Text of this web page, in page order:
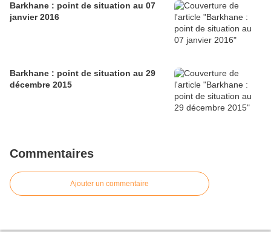
Barkhane : point de situation au 07
janvier 2016
Barkhane : point de situation au 29
décembre 2015
Commentaires
Ajouter un commentaire